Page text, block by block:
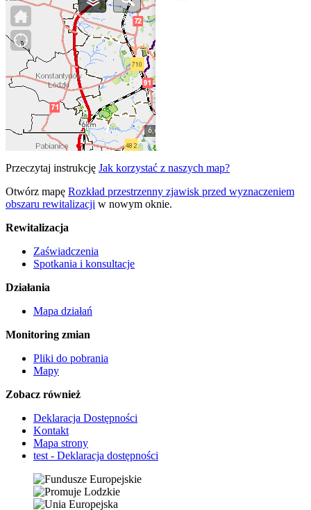
Przeczytaj instrukcję Jak korzystać z naszych map?
Otwórz mapę Rozkład przestrzenny zjawisk przed wyznaczeniem
obszaru rewitalizacji w nowym oknie.
Rewitalizacja
Zaświadczenia
Spotkania i konsultacje
Działania
Mapa działań
Monitoring zmian
Pliki do pobrania
Mapy
Zobacz również
Deklaracja Dostępności
Kontakt
Mapa strony
test - Deklaracja dostępności